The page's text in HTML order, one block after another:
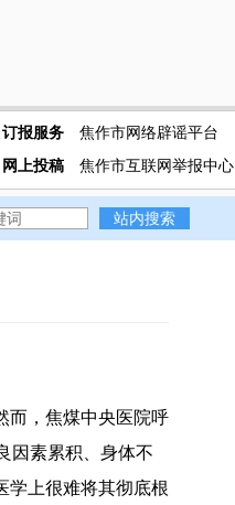
订报服务
焦作市网络辟谣平台
网上投稿
焦作市互联网举报中心
，焦煤中央医院呼
因素累积、身体不
学上很难将其彻底根